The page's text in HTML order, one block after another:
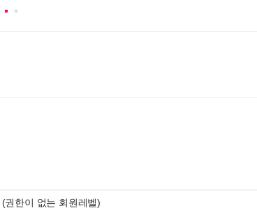
(권한이 없는 회원레벨)